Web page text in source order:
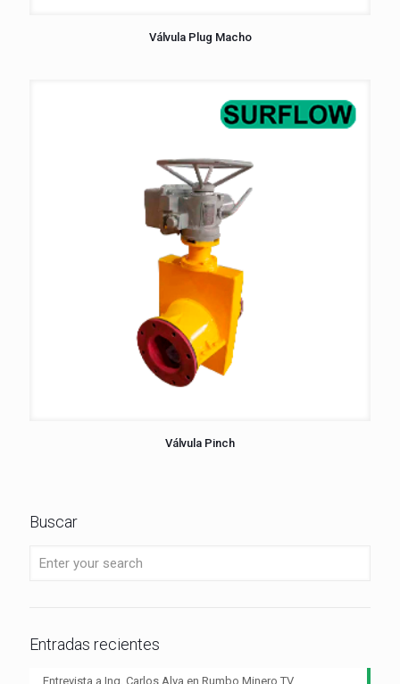
Válvula Plug Macho
Válvula Pinch
Buscar
Entradas recientes
Entrevista a Ing. Carlos Alva en Rumbo Minero TV